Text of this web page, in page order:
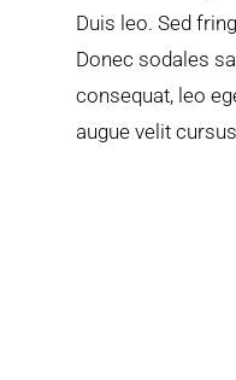
Duis leo. Sed
Donec sodales
consequat, leo
augue velit